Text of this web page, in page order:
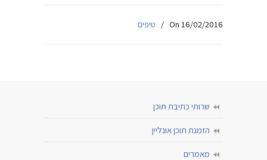
On 16/02/2016
/ טיפים
שרותי כתיבת תוכן
הזמנת תוכן אונליין
מאמרים